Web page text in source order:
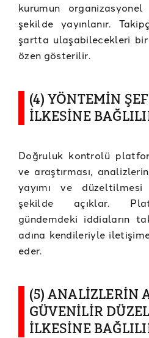
kurumun organizasyonel
şekilde yayınlanır.
şartta ulaşabilecekleri bir
özen gösterilir.
(4) YÖNTEMİN
İLKESİNE
Doğruluk kontrolü
ve araştırması,
yayımı ve düzeltilmesi
şekilde açıklar.
gündemdeki iddiaların
adına kendileriyle
eder.
(5) ANALİZLERİN
GÜVENİLİR
İLKESİNE